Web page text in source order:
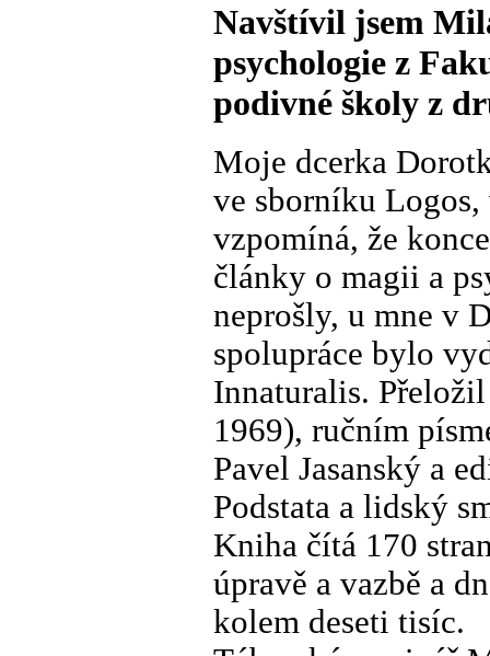
Navštívil jsem
psychologie z
podivné školy z
Moje dcerka
ve sborníku
vzpomíná, že
články o magii a
neprošly, u mne v
spolupráce bylo
Innaturalis.
1969), ručním
Pavel Jasanský a
Podstata a lidský
Kniha čítá 170
úpravě a vazbě a
kolem deseti tisíc.